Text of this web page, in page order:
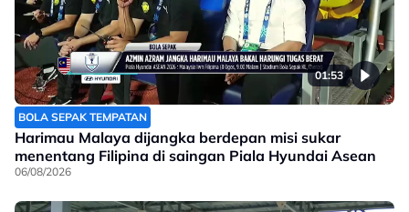
01:53
BOLA SEPAK TEMPATAN
Harimau Malaya dijangka berdepan misi sukar
menentang Filipina di saingan Piala Hyundai Asean
06/08/2026